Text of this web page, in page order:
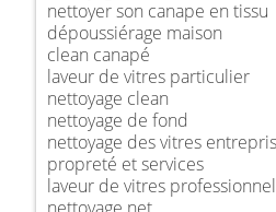
nettoyer son canape en tissu
dépoussiérage maison
clean canapé
laveur de vitres particulier
nettoyage clean
nettoyage de fond
nettoyage des vitres
propreté et services
laveur de vitres professionnel
nettoyage net